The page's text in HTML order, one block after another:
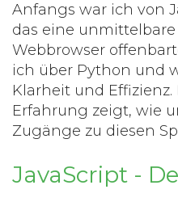
Anfangs war ich von
das eine
Webbrowser
ich über Python und
Klarheit und
Erfahrung zeigt, wie
Zugänge zu diesen
JavaScript -